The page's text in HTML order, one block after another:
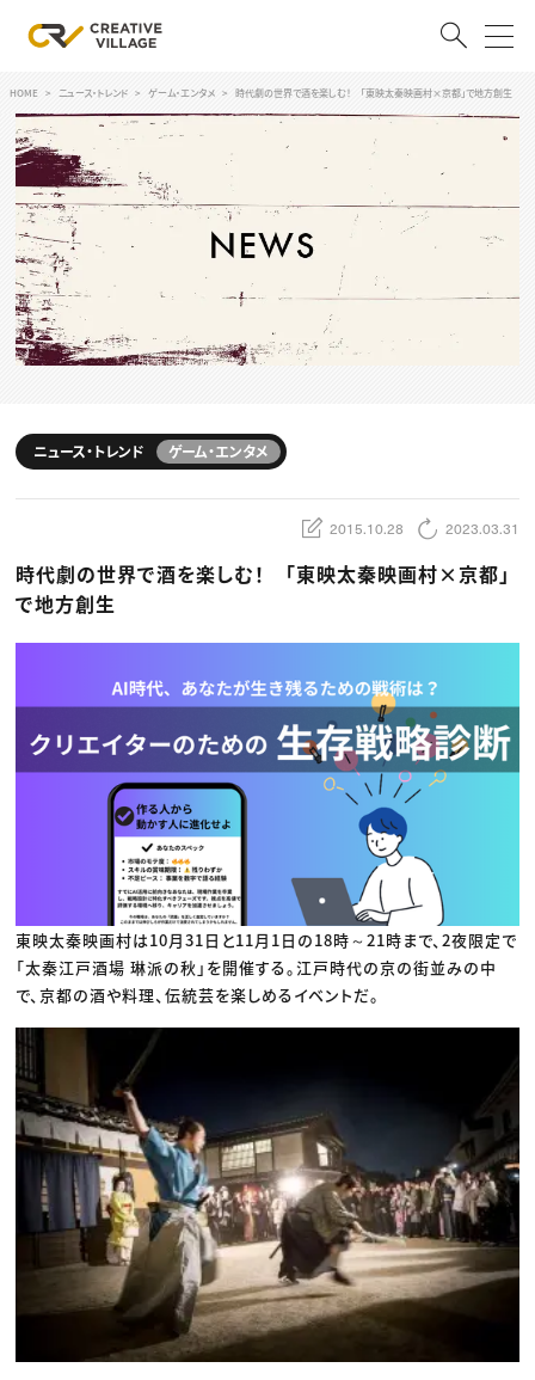
ログイン 会員登録
RECRUIT
クリエイター求人を探す
CREATIVE JOB求人検索
特集求人
採用説明会
スキルアップしたい！
デザイン
編集・ライティング
マーケティング
ディレクション
業界解説・キャリア事情
お役立ち基礎知識
TOP Creator’s コラム
Webクリエイター
アプリクリエイター
ゲームクリエイター
映像クリエイター
マーケッター
C＆R Magazine
セミナー
映像
広告
出版
CREATIVE VILLAGEからのお知らせ
プロフェッショナル×つながる×メディア
HOME ニュース・トレンド ゲーム・エンタメ 時代劇の世界で酒を楽しむ！ 「東映太秦映画村×京都」で地方創生
ニュース・トレンド ゲーム・エンタメ
2015.10.28 2023.03.31
時代劇の世界で酒を楽しむ！ 「東映太秦映画村×京都」
で地方創生
東映太秦映画村は10月31日と11月1日の18時～21時まで、2夜限定で
「太秦江戸酒場 琳派の秋」を開催する。江戸時代の京の街並みの中
で、京都の酒や料理、伝統芸を楽しめるイベントだ。